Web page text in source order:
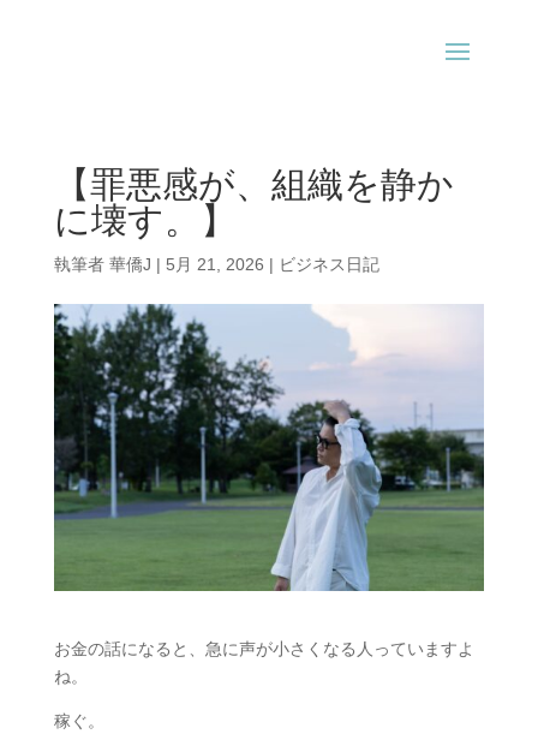
【罪悪感が、組織を静か
に壊す。】
執筆者 華僑J | 5月 21, 2026 | ビジネス日記
お金の話になると、急に声が小さくなる人っていますよ
ね。
稼ぐ。